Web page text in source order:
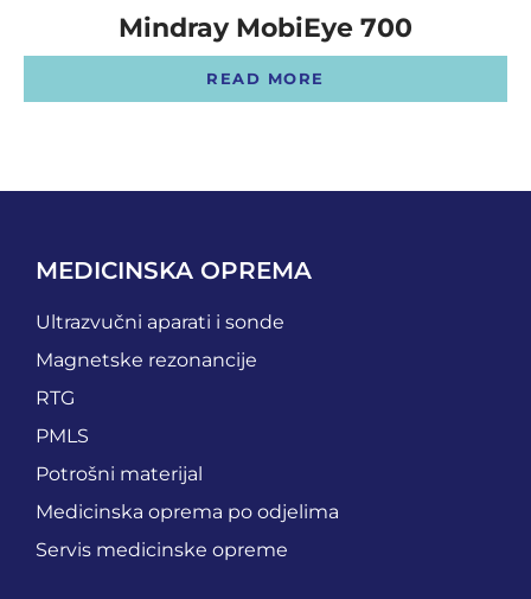
Mindray MobiEye 700
READ MORE
MEDICINSKA OPREMA
Ultrazvučni aparati i sonde
Magnetske rezonancije
RTG
PMLS
Potrošni materijal
Medicinska oprema po odjelima
Servis medicinske opreme
DALJE